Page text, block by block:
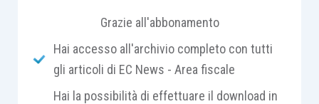
contempo non pone vincoli per quanto riguarda la
qualifica delle parti del contratto (che quindi
possono essere imprese o privati). Dal punto di
vista contabile, assume rilievo ladistinzione
Grazie all'abbonamento
Hai accesso all'archivio completo con tutti
gli articoli di EC News - Area fiscale
Hai la possibilità di effettuare il download in